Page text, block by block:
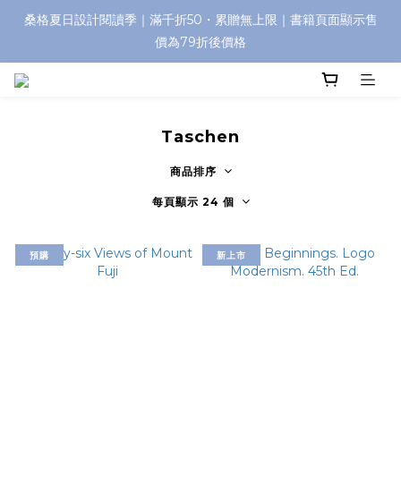
桑格夏日設計閱讀季｜滿千折50・累贈無上限｜書籍頁面顯示售
價為79折後價格
Taschen
商品排序
每頁顯示 24 個
預購 新上市